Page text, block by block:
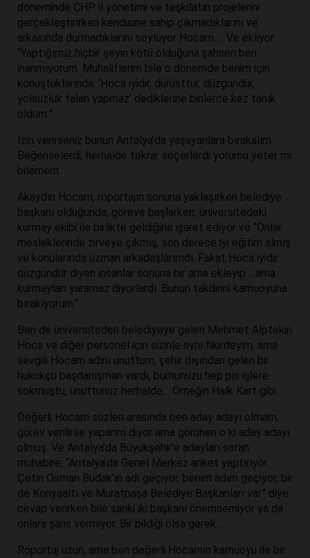
döneminde CHP il yönetimi ve teşkilatın projelerini
gerçekleştirirken kendisine sahip çıkmadıklarını ve
arkasında durmadıklarını söylüyor Hocam… Ve ekliyor.
“Yaptığımız hiçbir şeyin kötü olduğuna şahsen ben
inanmıyorum. Muhaliflerim bile o dönemde benim için
konuştuklarında; ‘Hoca iyidir, dürüsttür, düzgündür,
yolsuzluk falan yapmaz’ dediklerine binlerce kez tanık
oldum.”
İzin verirseniz bunun Antalya’da yaşayanlara bırakalım.
Beğenselerdi, herhalde tekrar seçerlerdi yorumu yeter mi
bilemem.
Akaydın Hocam, röportajın sonuna yaklaşırken belediye
başkanı olduğunda, göreve başlarken, üniversitedeki
kurmay ekibi ile birlikte geldiğine işaret ediyor ve “Onlar
mesleklerinde zirveye çıkmış, son derece iyi eğitim almış
ve konularında uzman arkadaşlarımdı. Fakat Hoca iyidir
düzgündür diyen insanlar sonuna bir ama ekleyip… ama
kurmayları yaramaz diyorlardı. Bunun takdirini kamuoyuna
bırakıyorum.”
Ben de üniversiteden belediyeye gelen Mehmet Alptekin
Hoca ve diğer personel için sizinle aynı fikirdeyim, ama
sevgili Hocam adını unuttum, şehir dışından gelen bir
hukukçu başdanışman vardı, burnunuzu hep pis işlere
sokmuştu, unuttunuz herhalde… Örneğin Halk Kart gibi…
Değerli Hocam sözleri arasında ben aday adayı olmam,
görev verilirse yaparım diyor ama görünen o ki aday adayı
olmuş. Ve Antalya’da Büyükşehir’e adayları soran
muhabire, “Antalya’da Genel Merkez anket yaptırıyor.
Çetin Osman Budak’ın adı geçiyor, benim adım geçiyor, bir
de Konyaaltı ve Muratpaşa Belediye Başkanları var” diye
cevap verirken bile sanki iki başkanı önemsemiyor ya da
onlara şans vermiyor. Bir bildiği olsa gerek…
Röportaj uzun, ama ben değerli Hocamın kamuoyu ile bir